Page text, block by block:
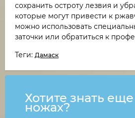
сохранить остроту лезвия и
которые могут привести к
можно использовать
заточки или обратиться к
Теги: Дамаск
Хотите знать
ножах?